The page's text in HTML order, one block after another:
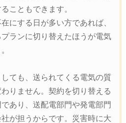
こともできます。
にする日が多い方であれば、
ランに切り替えたほうが電気
ても、送られてくる電気の質
りません。契約を切り替える
あり、送配電部門や発電部門
が担うからです。災害時に大